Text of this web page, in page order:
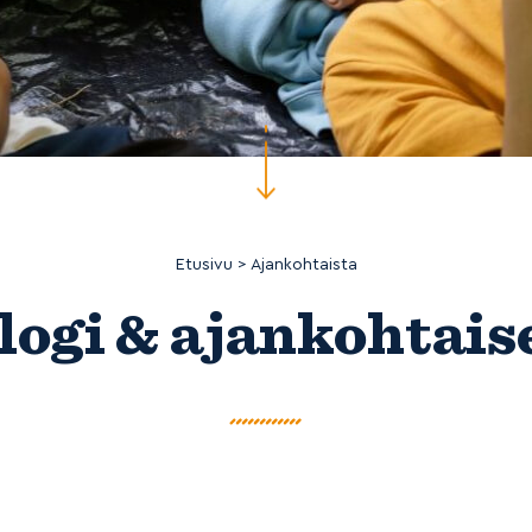
Etusivu > Ajankohtaista
&